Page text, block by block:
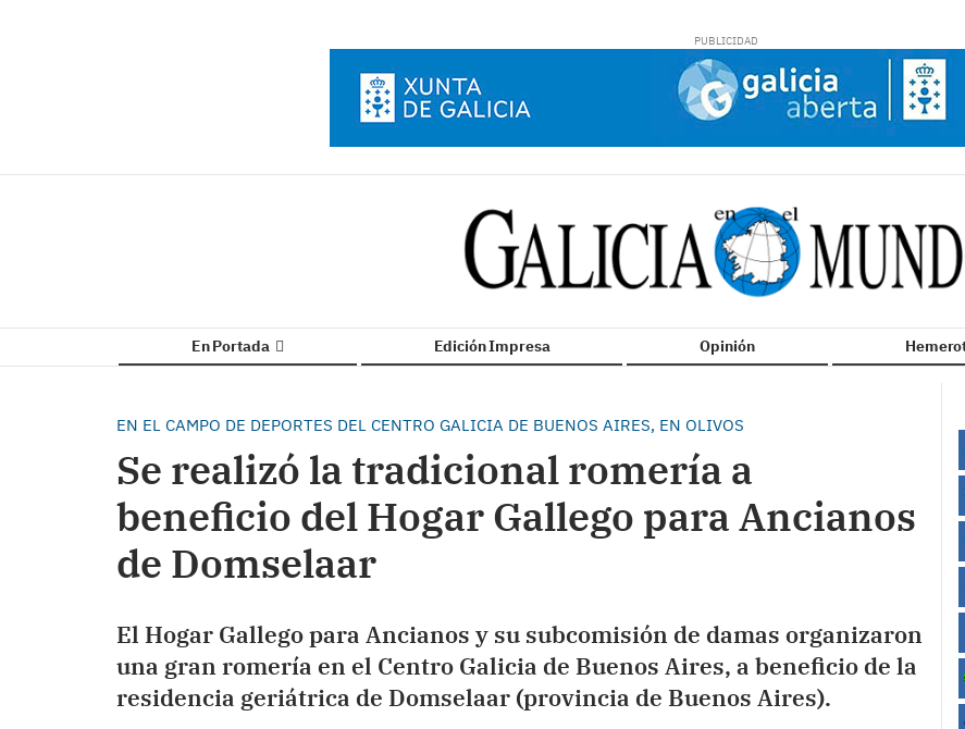
En Portada Edición Impresa Opinión
EN EL CAMPO DE DEPORTES DEL CENTRO GALICIA DE BUENOS AIRES, EN OLIVOS
Se realizó la tradicional romería a
beneficio del Hogar Gallego para Ancianos
de Domselaar
El Hogar Gallego para Ancianos y su subcomisión de damas organizaron
una gran romería en el Centro Galicia de Buenos Aires, a beneficio de la
residencia geriátrica de Domselaar (provincia de Buenos Aires).